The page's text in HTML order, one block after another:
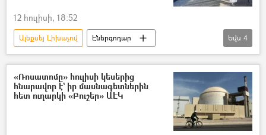
12 հուլիսի, 18:52
Ալեքսեյ Լիխաչով
Էներգոդար
Զապորոժիե
անօդաչու թռչող սարք (ԱԹՍ)
Զոհ
Դոնբասի պաշտպանություն. ՌԴ–ի ռազմական հատուկ գործողությունը Ուկրաինայում
Եվս 4
«Ռոսատոմը» հուլիսի կեսերից
հնարավոր է` իր մասնագետներին
հետ ուղարկի «Բուշեր» ԱԷԿ